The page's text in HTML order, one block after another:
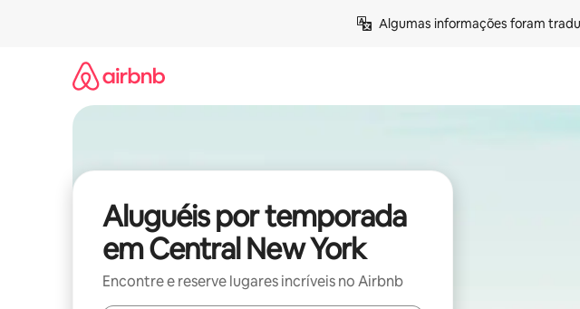
Algumas informações foram
Aluguéis por temporada
em Central New York
Encontre e reserve lugares incríveis no Airbnb